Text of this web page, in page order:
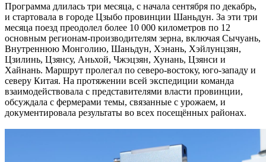
Программа длилась три месяца, с начала сентября по декабрь,
и стартовала в городе Цзыбо провинции Шаньдун. За эти три
месяца поезд преодолел более 10 000 километров по 12
основным регионам-производителям зерна, включая Сычуань,
Внутреннюю Монголию, Шаньдун, Хэнань, Хэйлунцзян,
Цзилинь, Цзянсу, Аньхой, Чжэцзян, Хунань, Цзянси и
Хайнань. Маршрут пролегал по северо-востоку, юго-западу и
северу Китая. На протяжении всей экспедиции команда
взаимодействовала с представителями власти провинции,
обсуждала с фермерами темы, связанные с урожаем, и
документировала результаты во всех посещённых районах.